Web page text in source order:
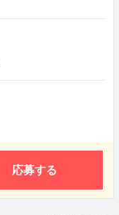
応募する